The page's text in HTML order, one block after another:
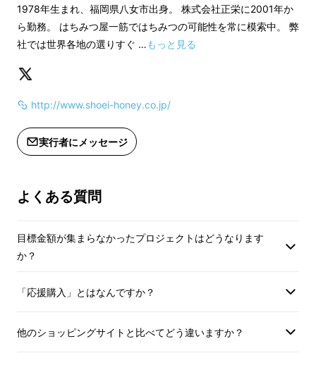
1978年生まれ、福岡県八女市出身。 株式会社正栄に2001年か
ら勤務。 はちみつ屋一筋ではちみつの可能性を常に模索中。 弊
社では世界各地の選りすぐ …もっと見る
http://www.shoei-honey.co.jp/
実行者にメッセージ
よくある質問
目標金額が集まらなかったプロジェクトはどうなります
か？
「応援購入」とはなんですか？
他のショッピングサイトと比べてどう違いますか？